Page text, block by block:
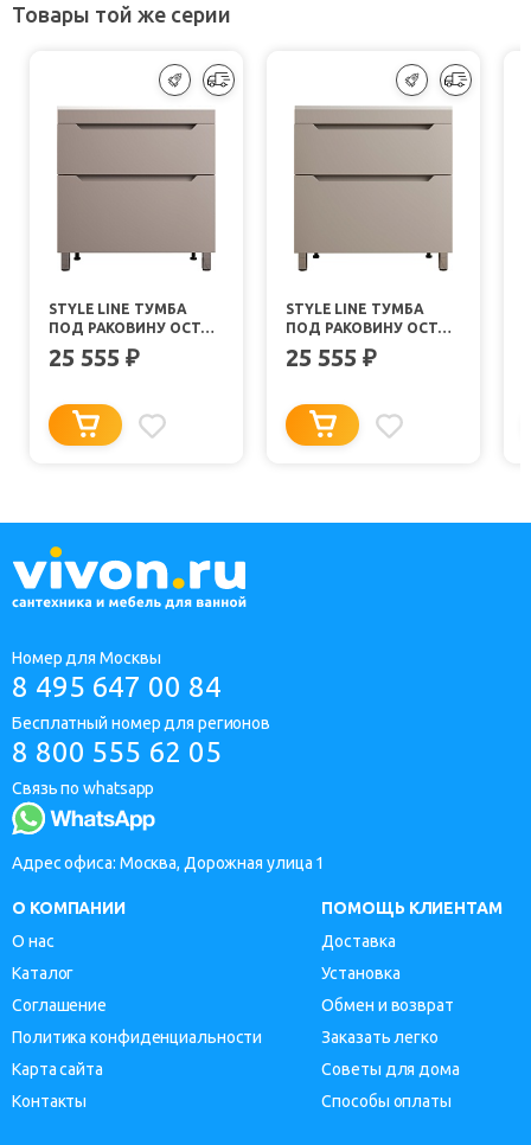
Товары той же серии
STYLE LINE ТУМБА
ПОД РАКОВИНУ ОСТИН
80 ТАУП ТЕМНЫЙ
25 555 ₽
STYLE LINE ТУМБА
ПОД РАКОВИНУ ОСТИН
80 КРЕМ
25 555 ₽
Номер для Москвы
8 495 647 00 84
Бесплатный номер для регионов
8 800 555 62 05
Связь по whatsapp
Адрес офиса: Москва, Дорожная улица 1
О КОМПАНИИ
О нас
Каталог
Соглашение
Политика конфиденциальности
Карта сайта
Контакты
ПОМОЩЬ КЛИЕНТАМ
Доставка
Установка
Обмен и возврат
Заказать легко
Советы для дома
Способы оплаты